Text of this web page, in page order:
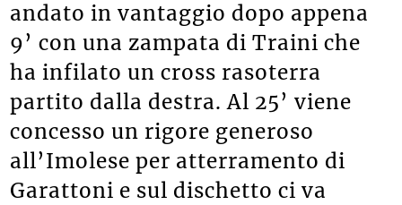
andato in vantaggio dopo appena
9’ con una zampata di Traini che
ha infilato un cross rasoterra
partito dalla destra. Al 25’ viene
concesso un rigore generoso
all’Imolese per atterramento di
Garattoni e sul dischetto ci va